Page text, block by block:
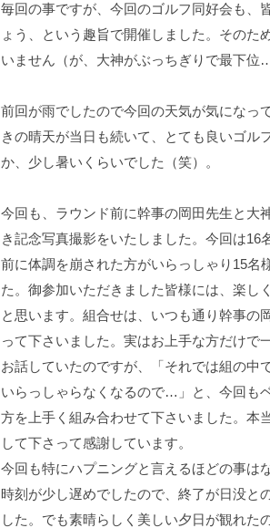
毎回の事ですが、今回のゴルフ同好会も、
ょう、という趣旨で開催しました。そのた
いません（が、大神がぶっちぎりで最下位
前回が雨でしたので今回の天気が気になっ
きの晴天が当日も続いて、とても良いゴル
か、少し暑いくらいでした（笑）。
今回も、ラウンド前に幹事の岡田先生と大
き記念写真撮影をいたしました。今回は16
前に体調を崩された方がいらっしゃり15名
た。御参加いただきました皆様には、楽し
と思います。組合せは、いつも通り幹事の
って下さいました。実はお上手な方だけで
お話していたのですが、「それでは組の中
いらっしゃらなくなるので…」と、今回も
方を上手く組み合わせて下さいました。本
して下さって感謝しています。
今回も特にハプニングと言えるほどの事は
時刻が少し遅めでしたので、終了が日没と
した。でも素晴らしく美しい夕日が観れた